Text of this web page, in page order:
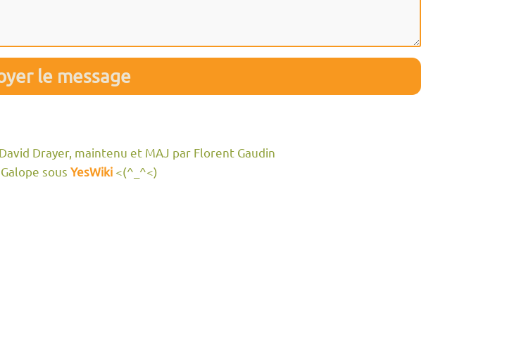
le message
Drayer, maintenu et MAJ par Florent Gaudin
sous YesWiki<(^_^<)